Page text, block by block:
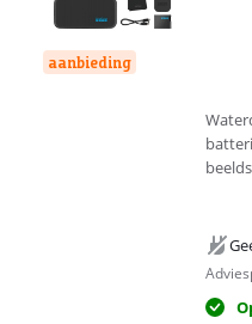
aanbieding